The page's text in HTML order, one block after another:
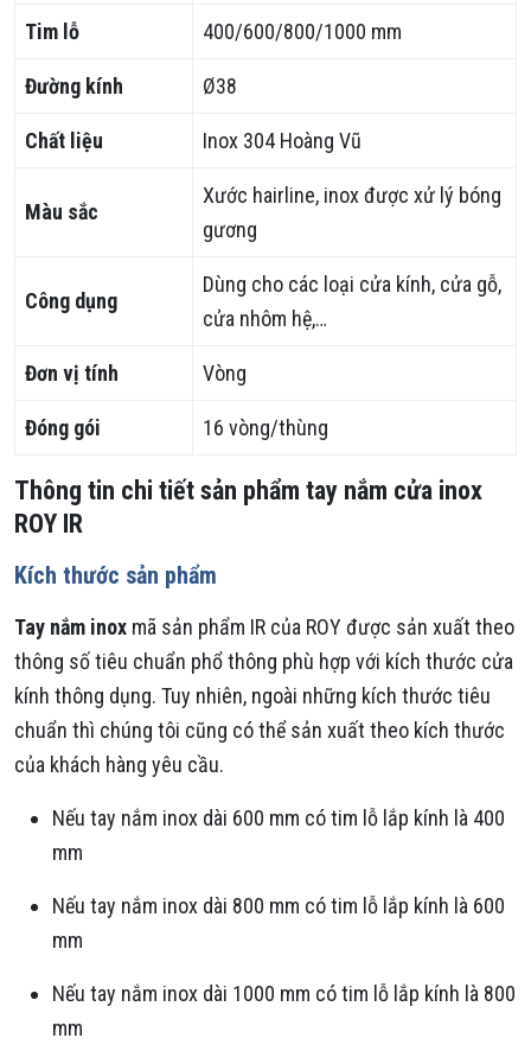
Tim lỗ 400/600/800/1000 mm
Đường kính Ø38
Chất liệu Inox 304 Hoàng Vũ
Màu sắc
Xước hairline, inox được xử lý bóng
gương
Công dụng
Dùng cho các loại cửa kính, cửa gỗ,
cửa nhôm hệ,…
Đơn vị tính Vòng
Đóng gói 16 vòng/thùng
Thông tin chi tiết sản phẩm tay nắm cửa inox
ROY IR
Kích thước sản phẩm
Tay nắm inox mã sản phẩm IR của ROY được sản xuất theo
thông số tiêu chuẩn phổ thông phù hợp với kích thước cửa
kính thông dụng. Tuy nhiên, ngoài những kích thước tiêu
chuẩn thì chúng tôi cũng có thể sản xuất theo kích thước
của khách hàng yêu cầu.
Nếu tay nắm inox dài 600 mm có tim lỗ lắp kính là 400
mm
Nếu tay nắm inox dài 800 mm có tim lỗ lắp kính là 600
mm
Nếu tay nắm inox dài 1000 mm có tim lỗ lắp kính là 800
mm